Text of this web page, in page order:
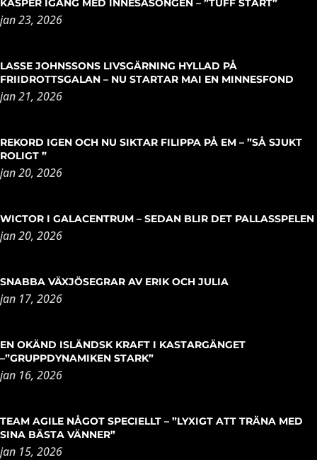
KASPER IGÅNG MED INNESÄSONGEN – ”TUFF START”
jan 23, 2026
LASSE JOHNSSONS LIVSGÄRNING HYLLAD PÅ
FRIIDROTTSGALAN – NU STARTAR MAI EN MINNESFOND
jan 21, 2026
REKORD IGEN OCH NU SIKTAR FILIPPA PÅ EM – ”SÅ SJUKT
ROLIGT ”
jan 20, 2026
WICTOR I GALACENTRUM – SEDAN BLIR DET PALLASSPELEN
jan 20, 2026
SNABBA VÄXJÖSEGRAR AV ERIK OCH JULIA
jan 17, 2026
EN OKÄND ISLÄNDSK KRAFT I KASTARGÄNGET
–”GRUPPDYNAMIKEN STARK”
jan 16, 2026
TEAM AGILE NÅGOT SPECIELLT – ”LYXIGT ATT TRÄNA MED
SINA BÄSTA VÄNNER”
jan 15, 2026